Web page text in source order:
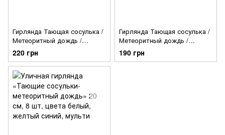
Гирлянда Тающая сосулька /
Метеоритный дождь /
Падающий снег 1 штука,1
метр для украшение
интерьеров и фасадов /
Зеленый
220 грн
Гирлянда Тающая сосулька /
Метеоритный дождь /
Падающий снег 1 штука, 80
см для украшение
190 грн